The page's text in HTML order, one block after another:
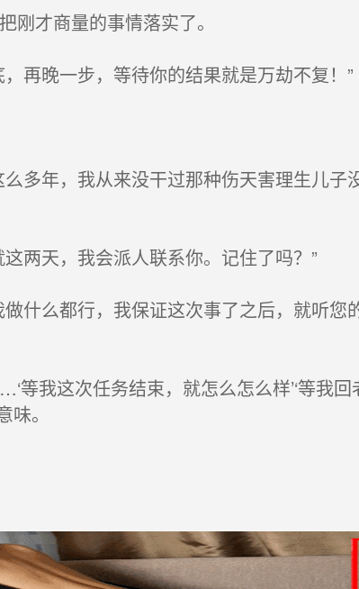
才商量的事情落实了。
再晚一步，等待你的结果就是万劫不复！”
多年，我从来没干过那种伤天害理生儿子
两天，我会派人联系你。记住了吗？”
什么都行，我保证这次事了之后，就听您
我这次任务结束，就怎么怎么样’‘等我回
。